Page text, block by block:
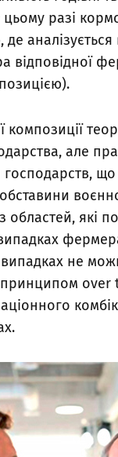
цьому разі
де
відповідної
композиції
але
областей, які
не
over